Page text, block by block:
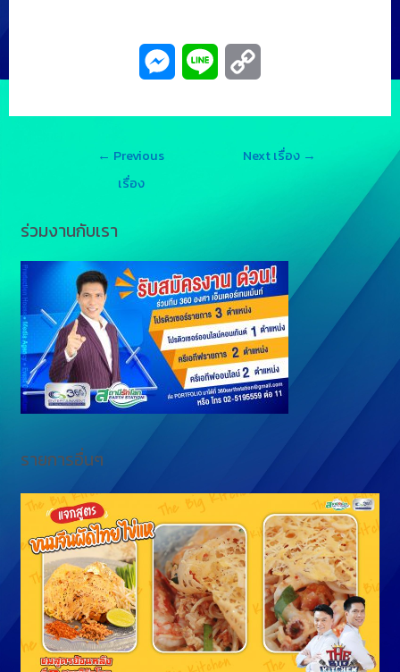
g
e
r
n
k
← Previous
เรื่อง
Next เรื่อง →
ร่วมงานกับเรา
รายการอื่นๆ